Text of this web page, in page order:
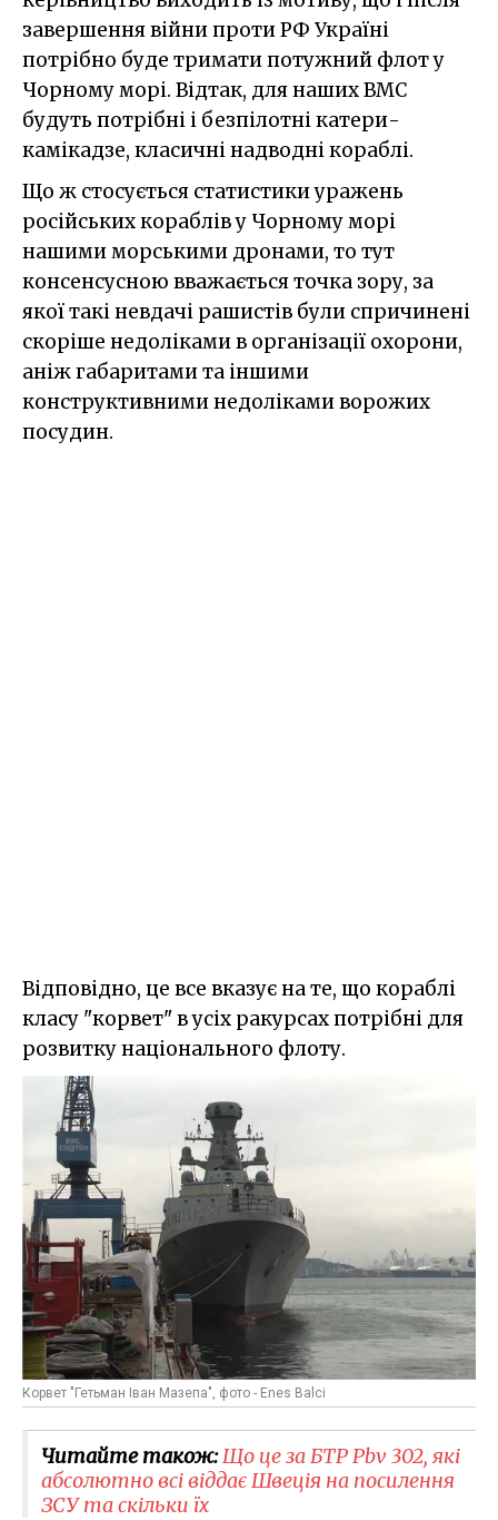
завершення війни проти РФ Україні
потрібно буде тримати потужний флот у
Чорному морі. Відтак, для наших ВМС
будуть потрібні і безпілотні катери-
камікадзе, класичні надводні кораблі.
Що ж стосується статистики уражень
російських кораблів у Чорному морі
нашими морськими дронами, то тут
консенсусною вважається точка зору, за
якої такі невдачі рашистів були спричинені
скоріше недоліками в організації охорони,
аніж габаритами та іншими
конструктивними недоліками ворожих
посудин.
Відповідно, це все вказує на те, що кораблі
класу "корвет" в усіх ракурсах потрібні для
розвитку національного флоту.
Корвет "Гетьман Іван Мазепа", фото - Enes Balci
Читайте також:Що це за БТР Pbv 302, які
абсолютно всі віддає Швеція на посилення
ЗСУ та скільки їх